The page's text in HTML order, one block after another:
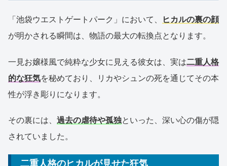
「池袋ウエストゲートパーク」において、
ヒカルの裏の顔
が明かされる瞬間は、物語の最大の転換点となります。
一見お嬢様風で純粋な少女に見える彼女は、実は二重人格
的な狂気を秘めており、リカやシュンの死を通じてその本
性が浮き彫りになります。
その裏には、 過去の虐待や孤独といった、深い心の傷が隠
されていました。
二重人格のヒカルが見せた狂気